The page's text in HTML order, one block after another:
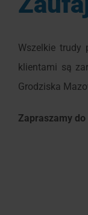
Wszelkie trudy
klientami są
Grodziska
Zapraszamy